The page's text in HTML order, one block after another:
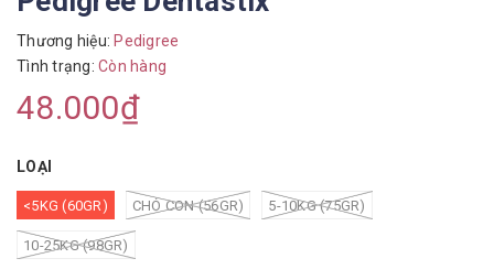
Thương hiệu: Pedigree
Tình trạng: Còn hàng
48.000₫
LOẠI
<5KG (60GR) CHÓ CON (56GR) 5-10KG (75GR)
10-25KG (98GR)